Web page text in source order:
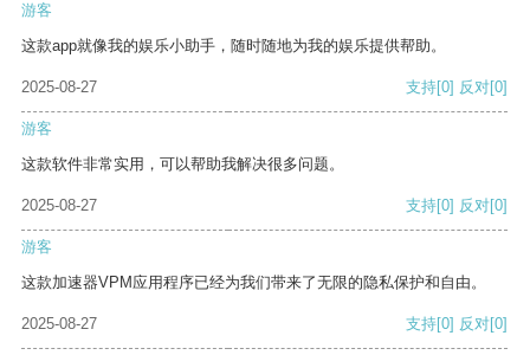
游客
这款app就像我的娱乐小助手，随时随地为我的娱乐提供帮助。
2025-08-27 支持[0] 反对[0]
游客
这款软件非常实用，可以帮助我解决很多问题。
2025-08-27 支持[0] 反对[0]
游客
这款加速器VPM应用程序已经为我们带来了无限的隐私保护和自由。
2025-08-27 支持[0] 反对[0]